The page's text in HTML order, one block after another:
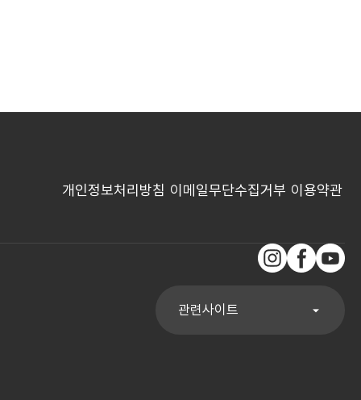
개인정보처리방침 이메일무단수집거부 이용약관
인스타그램
페이스북
유튜브
관련사이트